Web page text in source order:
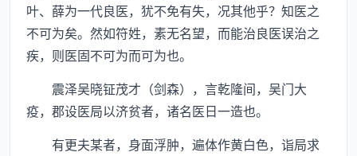
叶、薛为一代良医，犹不免有失，况其他乎？知医之
不可为矣。然如符姓，素无名望，而能治良医误治之
疾，则医固不可为而可为也。
震泽吴晓钲茂才（剑森），言乾隆间，吴门大
疫，郡设医局以济贫者，诸名医日一造也。
有更夫某者，身面浮肿，遍体作黄白色，诣局求